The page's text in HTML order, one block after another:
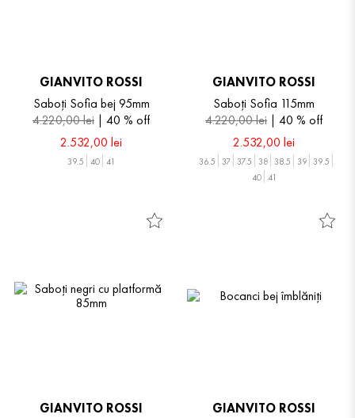
GIANVITO ROSSI
Saboți Sofia bej 95mm
4.220,00lei 40 % off
2.532,00 lei
39.5 40 41
GIANVITO ROSSI
Saboți Sofia 115mm
4.220,00lei 40 % off
2.532,00 lei
36.5 37 37.5 38 38.5 39
39.5
40
41
GIANVITO ROSSI
GIANVITO ROSSI